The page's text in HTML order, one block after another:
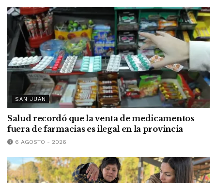
SAN JUAN
Salud recordó que la venta de medicamentos
fuera de farmacias es ilegal en la provincia
6 AGOSTO - 2026